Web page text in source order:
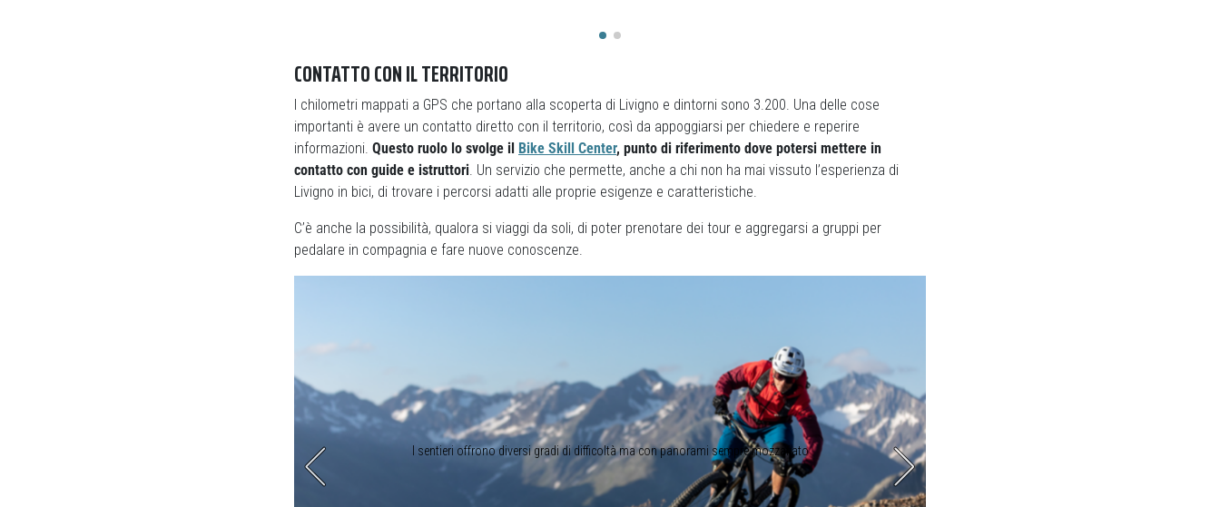
CONTATTO CON IL TERRITORIO
I chilometri mappati a GPS che portano alla scoperta di Livigno e dintorni sono 3.200. Una delle cose
importanti è avere un contatto diretto con il territorio, così da appoggiarsi per chiedere e reperire
informazioni. Questo ruolo lo svolge il Bike Skill Center, punto di riferimento dove potersi mettere in
contatto con guide e istruttori. Un servizio che permette, anche a chi non ha mai vissuto l’esperienza di
Livigno in bici, di trovare i percorsi adatti alle proprie esigenze e caratteristiche.
C’è anche la possibilità, qualora si viaggi da soli, di poter prenotare dei tour e aggregarsi a gruppi per
pedalare in compagnia e fare nuove conoscenze.
I sentieri offrono diversi gradi di difficoltà ma con panorami sempre mozzafiato